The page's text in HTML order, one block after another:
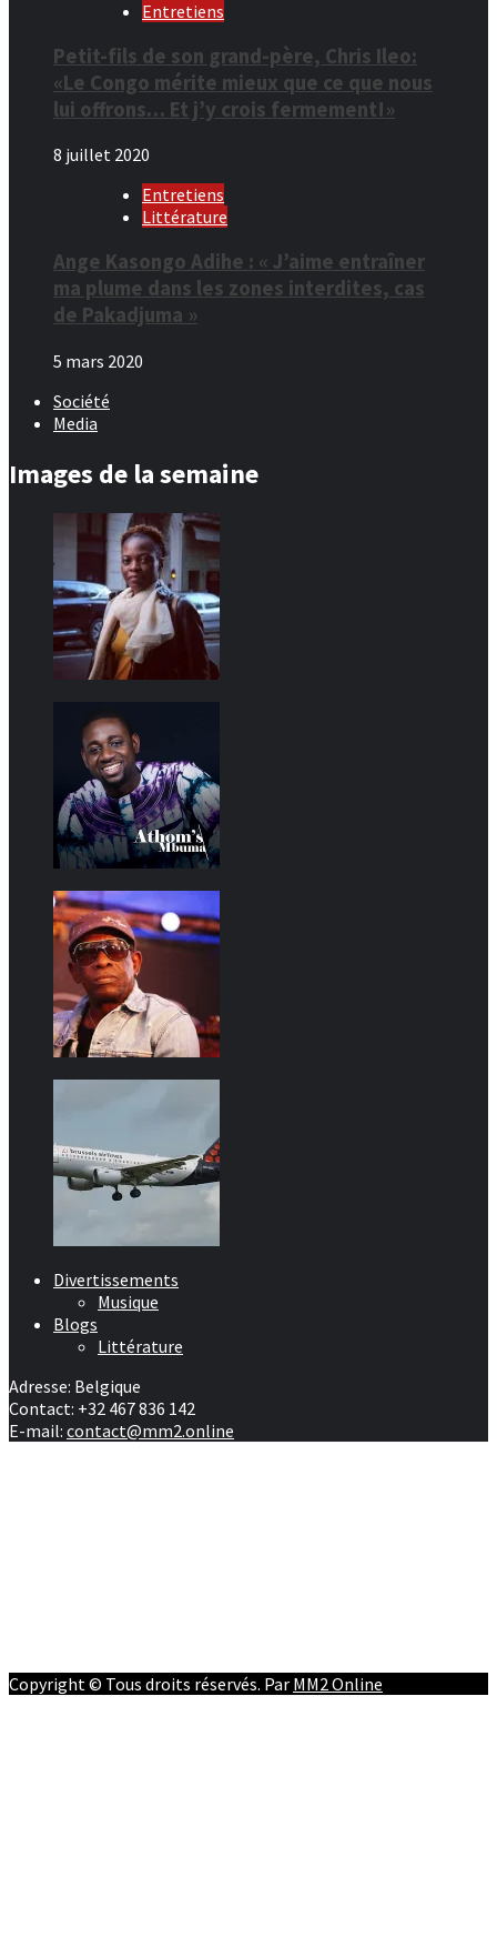
Entretiens
Petit-fils de son grand-père, Chris Ileo:
«Le Congo mérite mieux que ce que nous
lui offrons… Et j’y crois fermement!»
8 juillet 2020
Entretiens
Littérature
Ange Kasongo Adihe : « J’aime entraîner
ma plume dans les zones interdites, cas
de Pakadjuma »
5 mars 2020
Société
Media
Images de la semaine
Divertissements
Musique
Blogs
Littérature
Adresse: Belgique
Contact: +32 467 836 142
E-mail: contact@mm2.online
Copyright © Tous droits réservés. Par MM2 Online